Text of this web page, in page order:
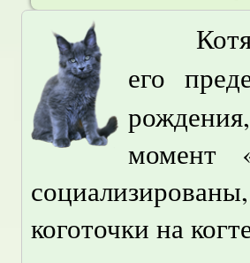
его
момент
коготочки на